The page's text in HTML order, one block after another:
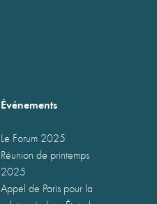
Événements
Le Forum 2025
Réunion de printemps
2025
Appel de Paris pour la